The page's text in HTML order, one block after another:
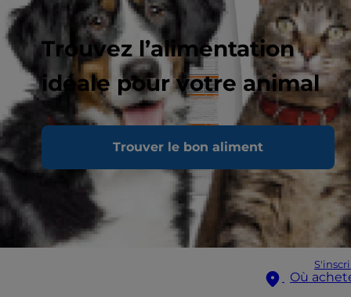
Trouvez l’alimentation
idéale pour votre animal
Trouver le bon aliment
Où